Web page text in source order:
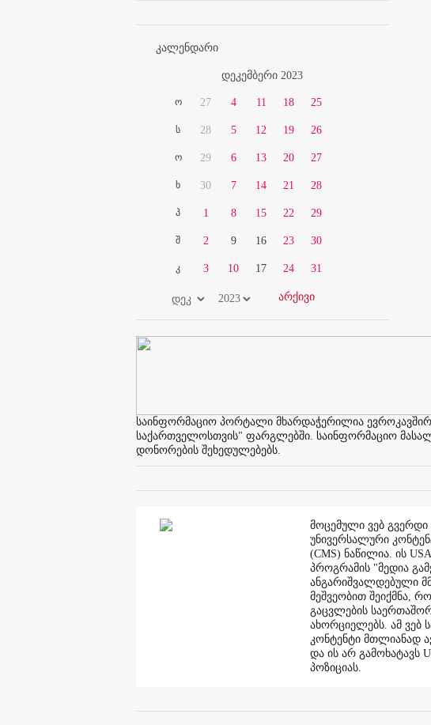
კალენდარი
დეკემბერი 2023
ო
ს
ო
ხ
პ
შ
კ
27
28
29
30
1
2
3
4
5
6
7
8
9
10
11
12
13
14
15
16
17
18
19
20
21
22
23
24
25
26
27
28
29
30
31
საინფორმაციო პორტალი მხარდაჭერილია
საქართველოსთვის" ფარგლებში. საინფორმაციო
დონორების შეხედულებებს.
მოცემული ვებ გვერდი
უნივერსალური
(CMS) ნაწილია. ის
პროგრამის "მედია
ანგარიშვალდებული
მეშვეობით შეიქმნა,
გაცვლების
ახორციელებს. ამ ვებ
კონტენტი მთლიანად
და ის არ გამოხატავს
პოზიციას.